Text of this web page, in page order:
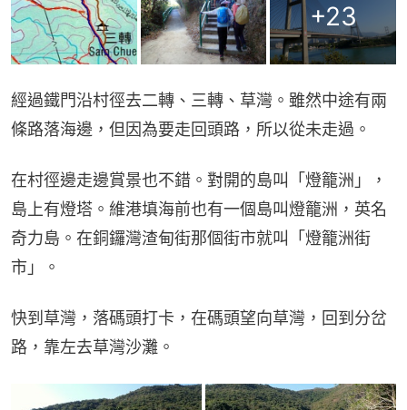
+23
經過鐵門沿村徑去二轉、三轉、草灣。雖然中途有兩
條路落海邊，但因為要走回頭路，所以從未走過。
在村徑邊走邊賞景也不錯。對開的島叫「燈籠洲」，
島上有燈塔。維港填海前也有一個島叫燈籠洲，英名
奇力島。在銅鑼灣渣甸街那個街市就叫「燈籠洲街
市」。
快到草灣，落碼頭打卡，在碼頭望向草灣，回到分岔
路，靠左去草灣沙灘。